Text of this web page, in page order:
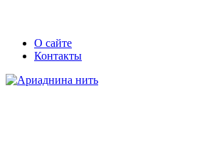
Skip
Secondary
left
navigation
Secondary
right
navigation
О сайте
Контакты